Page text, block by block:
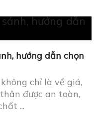
được an toàn,
...
cho người già
chỉ là về giá,
được an toàn,